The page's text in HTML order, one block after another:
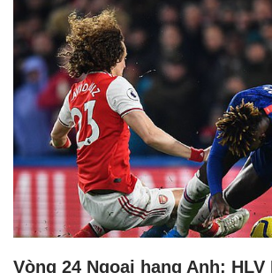
Vòng 24 Ngoại hạng Anh: HLV